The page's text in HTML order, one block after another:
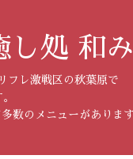
し処 和
フレ激戦区の秋葉原で
数のメニューがありま